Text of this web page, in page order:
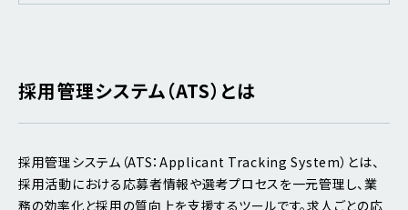
採用管理システム（ATS）とは
採用管理システム（ATS：Applicant Tracking System）とは、
採用活動における応募者情報や選考プロセスを一元管理し、業
務の効率化と採用の質向上を支援するツールです。求人ごとの応